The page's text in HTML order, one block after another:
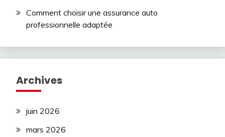
Comment choisir une assurance auto
professionnelle adaptée
Archives
juin 2026
mars 2026